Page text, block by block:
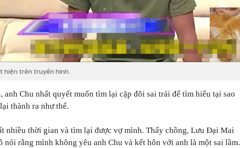
hiện trên truyền hình.
anh Chu nhất quyết muốn tìm lại cặp đôi sai trái để tìm hiểu tại sao
thành ra như thế.
nhiều thời gian và tìm lại được vợ mình. Thấy chồng, Lưu Đại Mai
nói rằng mình không yêu anh Chu và kết hôn với anh là một sai lầm.